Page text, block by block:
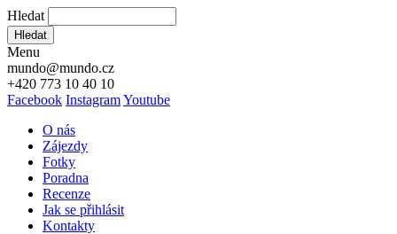
Hledat
Hledat
Menu
mundo@mundo.cz
+420 773 10 40 10
Facebook InstagramYoutube
O nás
Zájezdy
Fotky
Poradna
Recenze
Jak se přihlásit
Kontakty